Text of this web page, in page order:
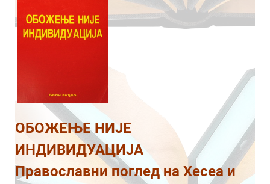
ОБОЖЕЊЕ НИЈЕ
ИНДИВИДУАЦИЈА
Православни поглед на Хесеа и